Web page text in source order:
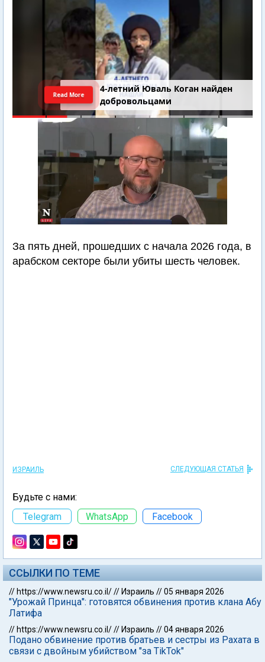
4-летний Юваль Коган найден
добровольцами
Read More
За пять дней, прошедших с начала 2026 года, в
арабском секторе были убиты шесть человек.
ИЗРАИЛЬ СЛЕДУЮЩАЯ СТАТЬЯ
Будьте с нами:
Telegram
WhatsApp Facebook
ССЫЛКИ ПО ТЕМЕ
// https://www.newsru.co.il/// Израиль //05 января 2026
"Урожай Принца": готовятся обвинения против клана Абу
Латифа
// https://www.newsru.co.il/// Израиль //04 января 2026
Подано обвинение против братьев и сестры из Рахата в
связи с двойным убийством "за TikTok"